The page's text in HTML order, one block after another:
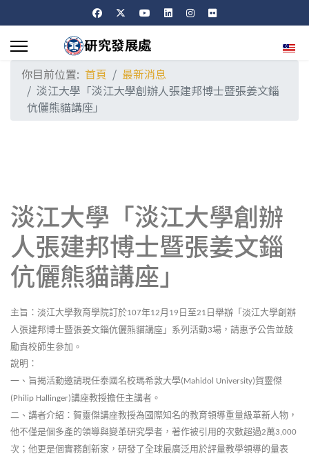
選擇
你目前位置: 首頁
最新消息
淡江大學「淡江大學創辦人張建邦博士暨張姜文錙
伉儷熊貓講座」
淡江大學「淡江大學創辦
人張建邦博士暨張姜文錙
伉儷熊貓講座」
主旨：淡江大學教育學院訂於107年12月 19 日至21 日舉辦「淡江大學創辦
人張建邦博士暨張姜文錙伉儷熊貓講座」系列活動3場，請惠予公告並鼓
勵貴校師生參加。
說明：
一、旨揭活動邀請現任泰國名校瑪希敦大學(Mahidol University)賀靈傑
(Philip Hallinger)講座教授擔任主講者。
二、講者介紹：賀靈傑講座教授為國際知名的教育領導重量級革新人物，
他不僅是個多產的領導與變革研究學者，著作被引用的次數超過2萬3,000
次；他更是個實務創新家，研發了全球最廣泛用於評量教學領導的量表